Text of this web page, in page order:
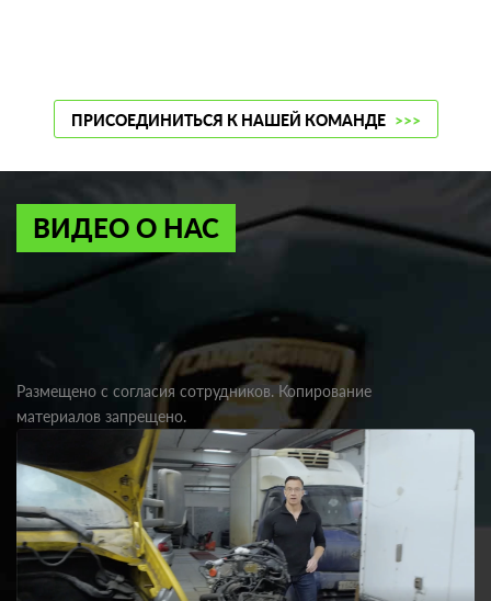
ПРИСОЕДИНИТЬСЯ К НАШЕЙ КОМАНДЕ >>>
ВИДЕО О НАС
Размещено с согласия сотрудников. Копирование
материалов запрещено.